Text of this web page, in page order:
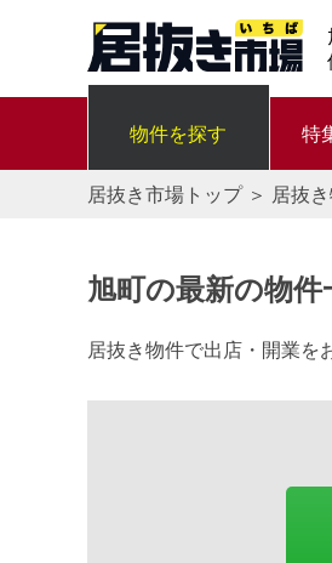
物件を探す 特
居抜き市場トップ＞ 居抜
旭町の最新の物件
居抜き物件で出店・開業を